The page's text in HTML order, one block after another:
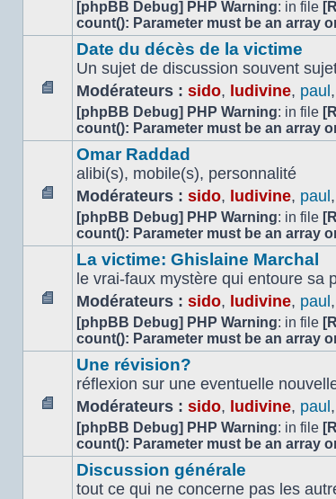
message
non
[phpBB Debug] PHP Warning: in file
count(): Parameter must be an array
Aucun
message
non
lu
Date du décès de la victime
Un sujet de discussion souvent
Modérateurs : sido, ludivine, paul ,
[phpBB Debug] PHP Warning: in file
count(): Parameter must be an array
Aucun
message
non
Omar Raddad
alibi(s), mobile(s), personnalité
Modérateurs : sido, ludivine, paul ,
[phpBB Debug] PHP Warning: in file
count(): Parameter must be an array
Aucun
message
non
lu
La victime: Ghislaine Marchal
le vrai-faux mystère qui entoure sa
Modérateurs : sido, ludivine, paul ,
[phpBB Debug] PHP Warning: in file
count(): Parameter must be an array
Aucun
message
non
Une révision?
réflexion sur une eventuelle
Modérateurs : sido, ludivine, paul ,
[phpBB Debug] PHP Warning: in file
count(): Parameter must be an array
Discussion générale
tout ce qui ne concerne pas les